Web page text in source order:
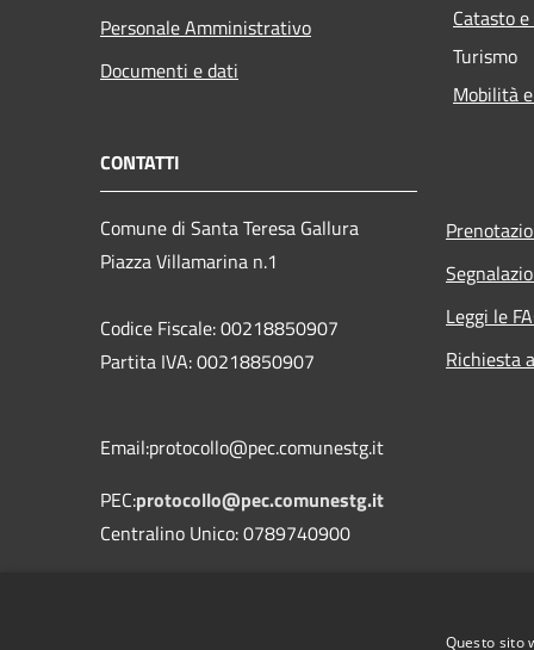
Personale Amministrativo
Documenti e dati
Catasto
Turismo
Mobilità
CONTATTI
Comune di Santa Teresa Gallura
Piazza Villamarina n.1
Codice Fiscale: 00218850907
Partita IVA: 00218850907
Email:protocollo@pec.comunestg.it
PEC:protocollo@pec.comunestg.it
Centralino Unico: 0789740900
Leggi le
Richiesta
Questo sito